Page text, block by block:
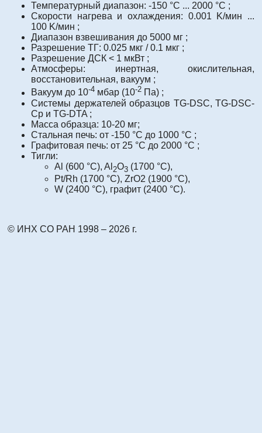
Температурный диапазон: -150 °C ... 2000 °C ;
Скорости нагрева и охлаждения: 0.001 K/мин ...
100 K/мин ;
Диапазон взвешивания до 5000 мг ;
Разрешение ТГ: 0.025 мкг / 0.1 мкг ;
Разрешение ДСК < 1 мкВт ;
Атмосферы: инертная, окислительная,
восстановительная, вакуум ;
Вакуум до 10-4 мбар (10-2 Па) ;
Системы держателей образцов TG-DSC, TG-DSC-
Сp и TG-DTA ;
Масса образца: 10-20 мг;
Стальная печь: от -150 °C до 1000 °C ;
Графитовая печь: от 25 °C до 2000 °C ;
Тигли:
Al (600 °С), Al 2O3 (1700 °С),
Pt/Rh (1700 °С), ZrO2 (1900 °С),
W (2400 °С), графит (2400 °С).
© ИНХ СО РАН 1998 – 2026 г.